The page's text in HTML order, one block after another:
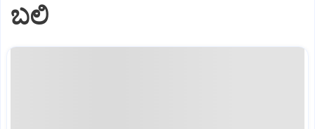
ಬಲಿ